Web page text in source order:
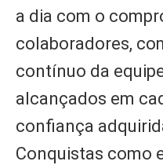
a dia com o
colaboradores,
contínuo da
alcançados em
confiança
Conquistas como